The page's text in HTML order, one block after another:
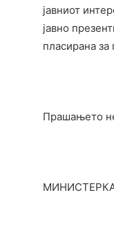
јавниот
јавно
пласирана за
Прашањето